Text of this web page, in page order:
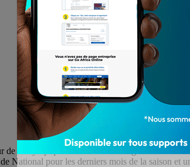
l’Olympique de Marseille va signer
National pour les derniers mois de la saison et